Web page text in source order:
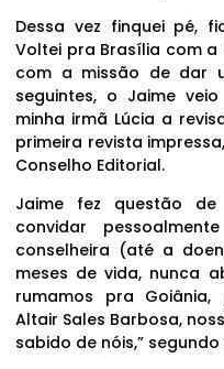
Dessa vez finquei pé,
Voltei pra Brasília com
com a missão de dar
seguintes, o Jaime
minha irmã Lúcia a
primeira revista
Conselho Editorial.
Jaime fez questão
convidar
conselheira (até a
meses de vida, nunca
rumamos pra
Altair Sales Barbosa,
sabido de nóis,”